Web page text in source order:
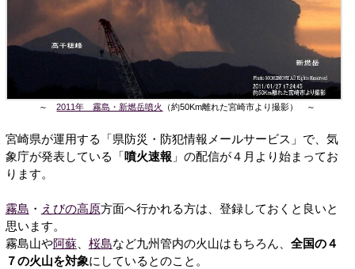
～2011年 霧島・新燃岳噴火 （約50Km離れた宮崎市より撮影） ～
宮崎県が運用する「県防災・防犯情報メールサービス」で、気
象庁が発表している「 噴火速報 」の配信が４月より始まってお
ります。
霧島 ・ えびの高原方面へ行かれる方は、登録しておくと良いと
思います。
霧島山や阿蘇、 桜島など九州管内の火山はもちろん、 全国の４
７の火山を対象にしているとのこと。